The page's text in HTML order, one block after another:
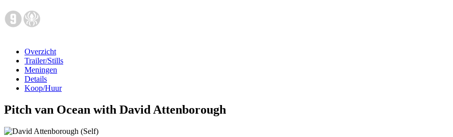
Overzicht
Trailer/Stills
Meningen
Details
Koop/Huur
Pitch van Ocean with David Attenborough